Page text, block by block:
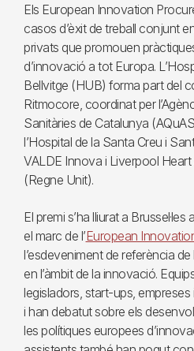
Els European Innovation
casos d’èxit de treball conjunt
privats que promouen
d’innovació a tot Europa.
Bellvitge (HUB) forma part del
Ritmocore, coordinat per
Sanitàries de Catalunya
l’Hospital de la Santa Creu i
VALDE Innova i Liverpool
(Regne Unit).
El premi s’ha lliurat a
el marc de l’European
l’esdeveniment de referència
en l’àmbit de la innovació.
legisladors, start-ups,
i han debatut sobre els
les polítiques europees